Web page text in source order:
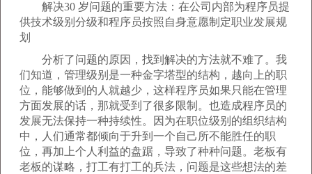
解决30 岁问题的重要方法：在公司内部为程序员提
供技术级别分级和程序员按照自身意愿制定职业发展规
划
分析了问题的原因，找到解决的方法就不难了。我
们知道，管理级别是一种金字塔型的结构，越向上的职
位，能够做到的人就越少，这样程序员如果只能在管理
方面发展的话，那就受到了很多限制。也造成程序员的
发展无法保持一种持续性。因为在职位级别的组织结构
中，人们通常都倾向于升到一个自己所不能胜任的职
位，再加上个人利益的盘踞，导致了种种问题。老板有
老板的谋略，打工有打工的兵法，问题是这些想法的差